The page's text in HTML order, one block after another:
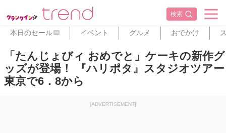
検索
本日のセール PR イベント グルメ おでかけ
「たんじょびィ おめでと」ケーキの新作グ
ッズが登場！ 『ハリポタ』スタジオツアー
東京で6．8から
[ADVERTISEMENT]